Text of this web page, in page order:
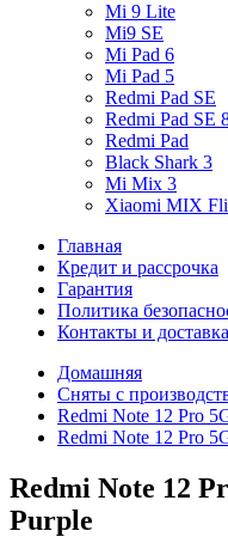
Mi 9 Lite
Mi9 SE
Mi Pad 6
Mi Pad 5
Redmi Pad SE
Redmi Pad SE
Redmi Pad
Black Shark 3
Mi Mix 3
Xiaomi MIX
Главная
Кредит и рассрочка
Гарантия
Политика
Контакты и доставка
Домашняя
Сняты с
Redmi Note 12 Pro
Redmi Note 12 Pro
Redmi Note 12
Purple